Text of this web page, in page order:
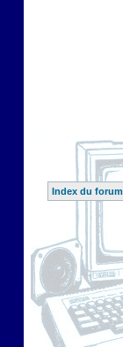
Index du forum